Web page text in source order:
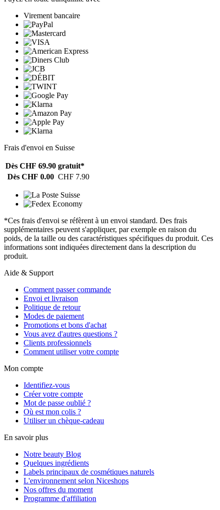
Virement bancaire
Frais d'envoi en Suisse
Dès CHF 69.90 gratuit*
Dès CHF 0.00 CHF 7.90
*Ces frais d'envoi se réfèrent à un envoi standard. Des frais
supplémentaires peuvent s'appliquer, par exemple en raison du
poids, de la taille ou des caractéristiques spécifiques du produit. Ces
informations sont indiquées directement dans la description du
produit.
Aide & Support
Comment passer commande
Envoi et livraison
Politique de retour
Modes de paiement
Promotions et bons d'achat
Vous avez d'autres questions ?
Clients professionnels
Comment utiliser votre compte
Mon compte
Identifiez-vous
Créer votre compte
Mot de passe oublié ?
Où est mon colis ?
Utiliser un chèque-cadeau
En savoir plus
Notre beauty Blog
Quelques ingrédients
Labels principaux de cosmétiques naturels
L'environnement selon Niceshops
Nos offres du moment
Programme d'affiliation